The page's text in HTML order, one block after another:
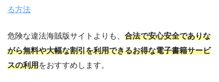
る方法
危険な違法海賊版サイトよりも、 合法で安心安全でありな
がら無料や大幅な割引を利用できるお得な電子書籍サービ
スの利用をおすすめします。